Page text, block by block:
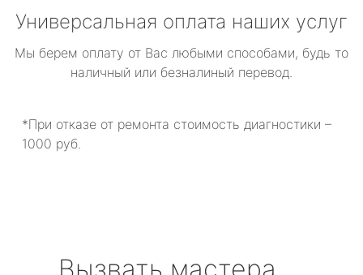
Универсальная оплата наших услуг
Мы берем оплату от Вас любыми способами, будь то
наличный или безналиный перевод.
*При отказе от ремонта стоимость диагностики –
1000 руб.